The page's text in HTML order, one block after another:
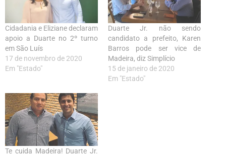
Cidadania e Eliziane declaram
apoio a Duarte no 2º turno
em São Luís
17 de novembro de 2020
Em "Estado"
Duarte Jr. não sendo
candidato a prefeito, Karen
Barros pode ser vice de
Madeira, diz Simplício
15 de janeiro de 2020
Em "Estado"
Te cuida Madeira! Duarte Jr.